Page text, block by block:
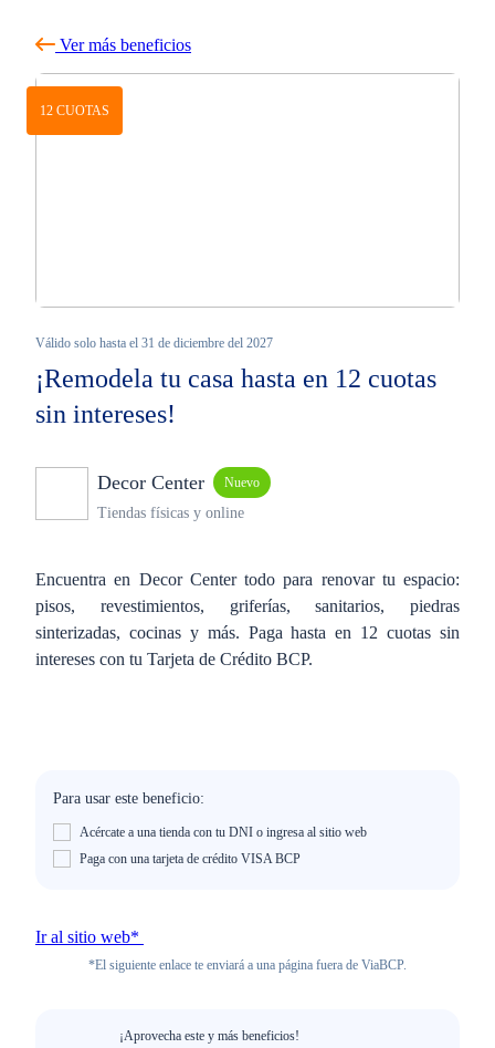
Ver más beneficios
12 CUOTAS
Válido solo hasta el 31 de diciembre del 2027
¡Remodela tu casa hasta en 12 cuotas
sin intereses!
Decor Center Nuevo
Tiendas físicas y online
Encuentra en Decor Center todo para renovar tu espacio:
pisos, revestimientos, griferías, sanitarios, piedras
sinterizadas, cocinas y más. Paga hasta en 12 cuotas sin
intereses con tu Tarjeta de Crédito BCP.
Para usar este beneficio:
Acércate a una tienda con tu DNI o ingresa al sitio web
Paga con una tarjeta de crédito VISA BCP
Ir al sitio web*
*El siguiente enlace te enviará a una página fuera de ViaBCP.
¡Aprovecha este y más beneficios!